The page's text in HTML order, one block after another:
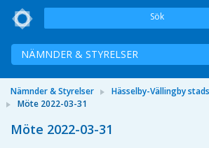
Sök
NÄMNDER & STYRELSER
Nämnder & Styrelser
Hässelby-Vällingby
Möte 2022-03-31
Möte 2022-03-31